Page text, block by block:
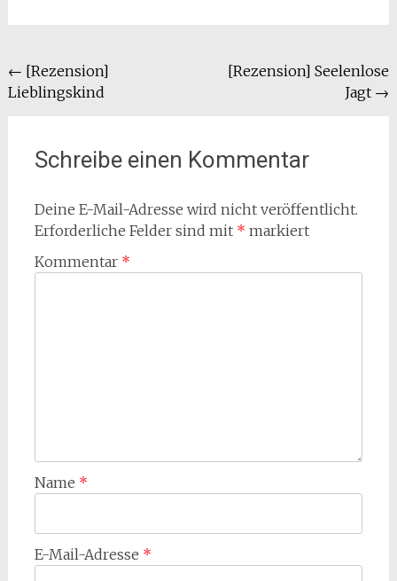
Beitragsnavigation
← [Rezension]
Lieblingskind
[Rezension] Seelenlose
Jagt →
Schreibe einen Kommentar
Deine E-Mail-Adresse wird nicht veröffentlicht.
Erforderliche Felder sind mit * markiert
Kommentar *
Name *
E-Mail-Adresse *